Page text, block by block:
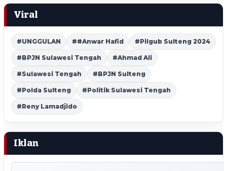
Viral
#UNGGULAN ##Anwar Hafid #Pilgub Sulteng 2024
#BPJN Sulawesi Tengah #Ahmad Ali
#Sulawesi Tengah #BPJN Sulteng
#Polda Sulteng #Politik Sulawesi Tengah
#Reny Lamadjido
Iklan